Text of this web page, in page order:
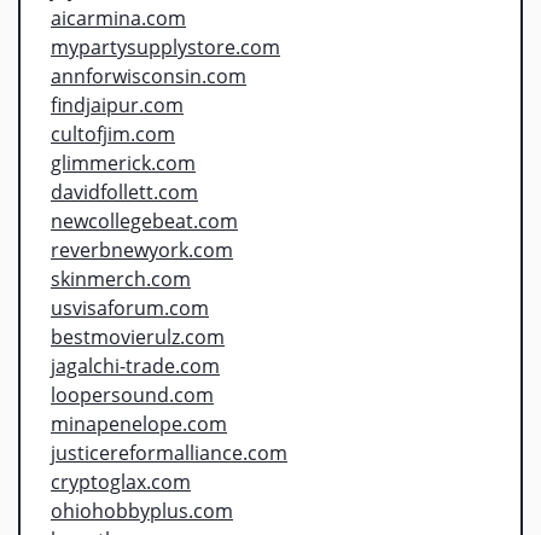
aicarmina.com
mypartysupplystore.com
annforwisconsin.com
findjaipur.com
cultofjim.com
glimmerick.com
davidfollett.com
newcollegebeat.com
reverbnewyork.com
skinmerch.com
usvisaforum.com
bestmovierulz.com
jagalchi-trade.com
loopersound.com
minapenelope.com
justicereformalliance.com
cryptoglax.com
ohiohobbyplus.com